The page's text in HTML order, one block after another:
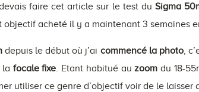
faire cet article sur le test du Sigma
objectif acheté il y a maintenant 3 semaines
depuis le début où j’ai commencé la photo,
la focale fixe. Etant habitué auzoom du 18-
utiliser ce genre d’objectif voir de le laisser